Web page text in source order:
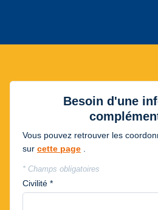
Besoin d'une
Vous pouvez retrouver les
sur cette page
* Champs obligatoires
Civilité *